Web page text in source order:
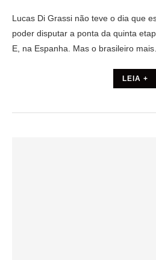
Lucas Di Grassi não teve o dia que
poder disputar a ponta da quinta
E, na Espanha. Mas o brasileiro
LEIA +